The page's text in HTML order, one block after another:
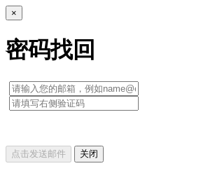
×
密码找回
点击发送邮件 关闭